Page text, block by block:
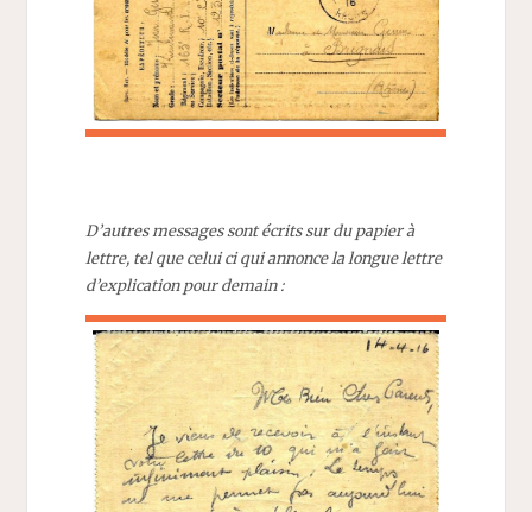
D’autres messages sont écrits sur du papier à
lettre, tel que celui ci qui annonce la longue lettre
d’explication pour demain :